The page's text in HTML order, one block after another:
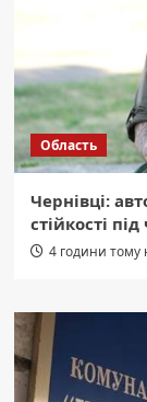
Область
Чернівці:
стійкості
4 години тому